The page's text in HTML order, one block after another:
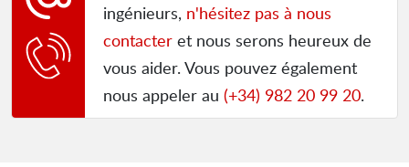
ingénieurs, n'hésitez pas à nous
contacter et nous serons heureux de
vous aider. Vous pouvez également
nous appeler au (+34) 982 20 99 20.